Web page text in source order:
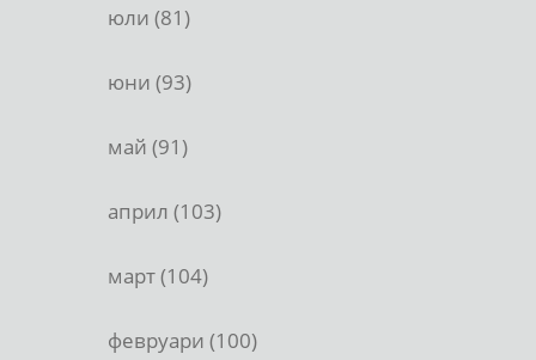
юли (81)
юни (93)
май (91)
април (103)
март (104)
февруари (100)